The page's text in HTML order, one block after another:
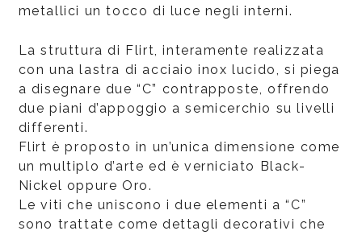
metallici un tocco di luce negli interni.
La struttura di Flirt, interamente realizzata
con una lastra di acciaio inox lucido, si piega
a disegnare due “C” contrapposte, offrendo
due piani d’appoggio a semicerchio su livelli
differenti.
Flirt è proposto in un’unica dimensione come
un multiplo d’arte ed è verniciato Black-
Nickel oppure Oro.
Le viti che uniscono i due elementi a “C”
sono trattate come dettagli decorativi che